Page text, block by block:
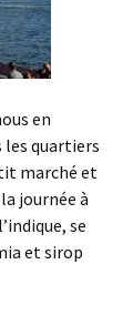
en
les quartiers
marché et
journée à
se
et sirop